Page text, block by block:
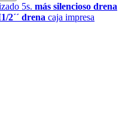
5s. más silencioso drena
2´´ drena caja impresa